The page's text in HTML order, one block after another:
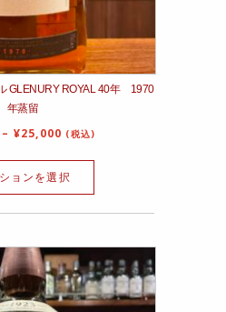
GLENURY ROYAL 40年 1970
年蒸留
– ¥25,000 (税込)
ョンを選択